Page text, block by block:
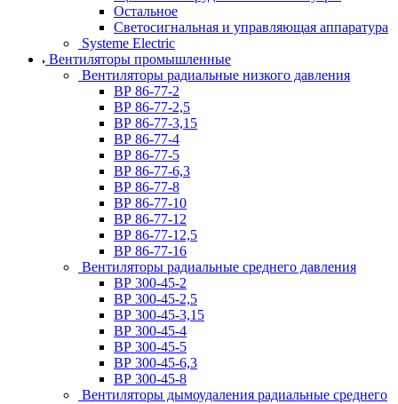
Остальное
Светосигнальная и управляющая аппаратура
Systeme Electric
Вентиляторы промышленные
Вентиляторы радиальные низкого давления
ВР 86-77-2
ВР 86-77-2,5
ВР 86-77-3,15
ВР 86-77-4
ВР 86-77-5
ВР 86-77-6,3
ВР 86-77-8
ВР 86-77-10
ВР 86-77-12
ВР 86-77-12,5
ВР 86-77-16
Вентиляторы радиальные среднего давления
ВР 300-45-2
ВР 300-45-2,5
ВР 300-45-3,15
ВР 300-45-4
ВР 300-45-5
ВР 300-45-6,3
ВР 300-45-8
Вентиляторы дымоудаления радиальные среднего